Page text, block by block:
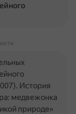
История
медвежонка
природе»